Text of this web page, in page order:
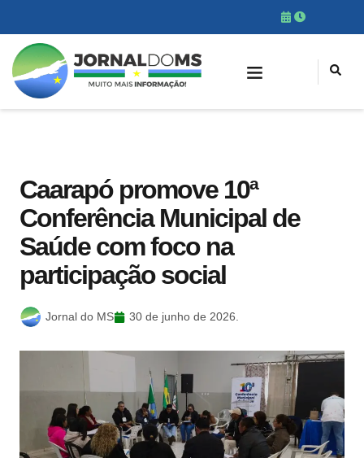
Caarapó promove 10ª
Conferência Municipal de
Saúde com foco na
participação social
Jornal do MS 30 de junho de 2026.